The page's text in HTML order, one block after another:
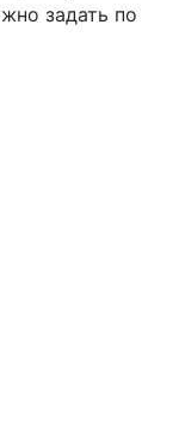
задать по